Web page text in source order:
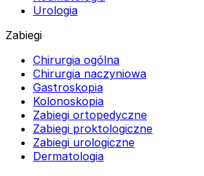
Urologia
Zabiegi
Chirurgia ogólna
Chirurgia naczyniowa
Gastroskopia
Kolonoskopia
Zabiegi ortopedyczne
Zabiegi proktologiczne
Zabiegi urologiczne
Dermatologia